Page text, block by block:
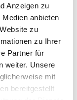
Anzeigen zu
anbieten
zu
zu Ihrer
Partner für
weiter. Unsere
mit
bereitgestellt
marcophylla',
Höhe
27,99
inkl. MwSt. zzgl.